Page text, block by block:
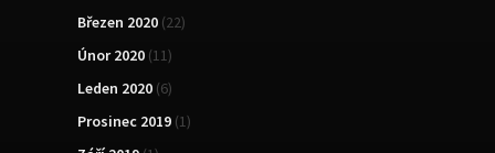
Březen 2020 (22)
Únor 2020 (11)
Leden 2020 (6)
Prosinec 2019 (1)